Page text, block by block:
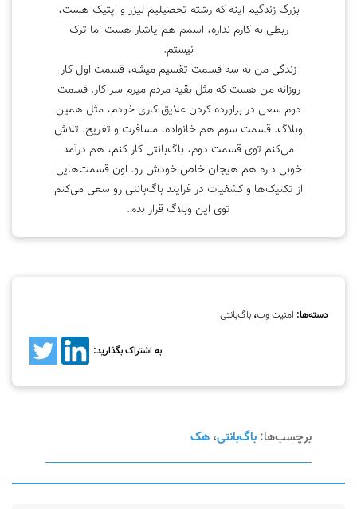
بزرگ زندگیم اینه که رشته تحصیلیم لیزر و اپتیک هست،‌
ربطی به کارم نداره، اسمم هم یاشار هست اما ترک
نیستم.
زندگی من به سه قسمت تقسیم میشه، قسمت اول کار
روزانه من هست که مثل بقیه مردم میرم سر کار. قسمت
دوم سعی در براورده کردن علایق کاری خودم، مثل همین
وبلاگ. قسمت سوم هم خانواده، مسافرت و تفریح. تلاش
می‌کنم توی قسمت دوم، باگ‌بانتی کار کنم،‌ هم درآمد
خوبی داره هم هیجان خاص خودش رو. اون قسمت‌هایی
از تکنیک‌ها و کشفیات در فرایند باگ‌بانتی رو سعی می‌کنم
توی این وبلاگ قرار بدم.
دسته‌ها: امنیت وب، باگ‌بانتی
به اشتراک بگذارید:
برچسب‌ها: باگ‌بانتی، هک